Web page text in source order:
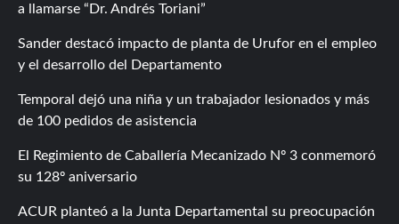
a llamarse “Dr. Andrés Toriani”
Sander destacó impacto de planta de Urufor en el empleo
y el desarrollo del Departamento
Temporal dejó una niña y un trabajador lesionados y más
de 100 pedidos de asistencia
El Regimiento de Caballería Mecanizado Nº 3 conmemoró
su 128º aniversario
ACUR planteó a la Junta Departamental su preocupación